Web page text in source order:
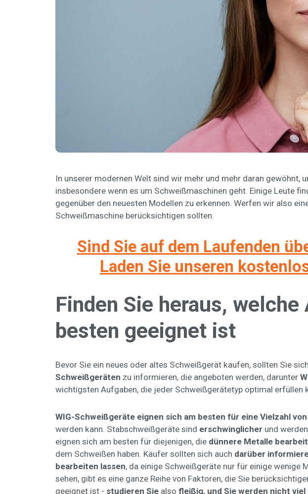
In unserer modernen Welt sind wir mehr und mehr daran gewöhnt,
insbesondere wenn es um Schweißmaschinen geht. Einige Leute
gegenüber den neuesten Modellen zu erkennen. Werfen wir also
Schweißmaschine berücksichtigen sollten.
Sind Sie auf dem Laufenden
Laden Sie unseren
Finden Sie heraus,
besten geeignet ist
Bevor Sie ein neues oder altes Schweißgerät kaufen, sollten Sie
Schweißgeräten zu informieren, die angeboten werden, darunter
wichtigsten Aufgaben, die jeder Schweißgerätetyp optimal erfüllen
WIG-Schweißgeräte eignen sich am besten für eine Vielzahl
werden kann. Stabschweißgeräte sind erschwinglicher und
eignen sich am besten für diejenigen, die dünnere Metalle
dem Schweißen haben. Käufer sollten sich auch darüber
bearbeiten lassen, da einige Schweißgeräte nur für einige wenige
sehen, gibt es eine ganze Reihe von Faktoren, die Sie
geeignet ist - studieren Sie also fleißig, und Sie werden nicht viel